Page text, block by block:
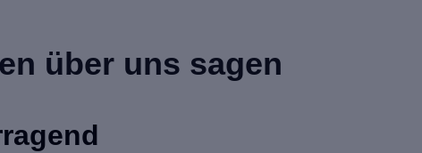
über uns sagen